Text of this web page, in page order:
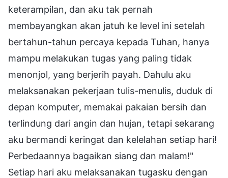
keterampilan, dan aku tak pernah
membayangkan akan jatuh ke level ini setelah
bertahun-tahun percaya kepada Tuhan, hanya
mampu melakukan tugas yang paling tidak
menonjol, yang berjerih payah. Dahulu aku
melaksanakan pekerjaan tulis-menulis, duduk di
depan komputer, memakai pakaian bersih dan
terlindung dari angin dan hujan, tetapi sekarang
aku bermandi keringat dan kelelahan setiap hari!
Perbedaannya bagaikan siang dan malam!"
Setiap hari aku melaksanakan tugasku dengan